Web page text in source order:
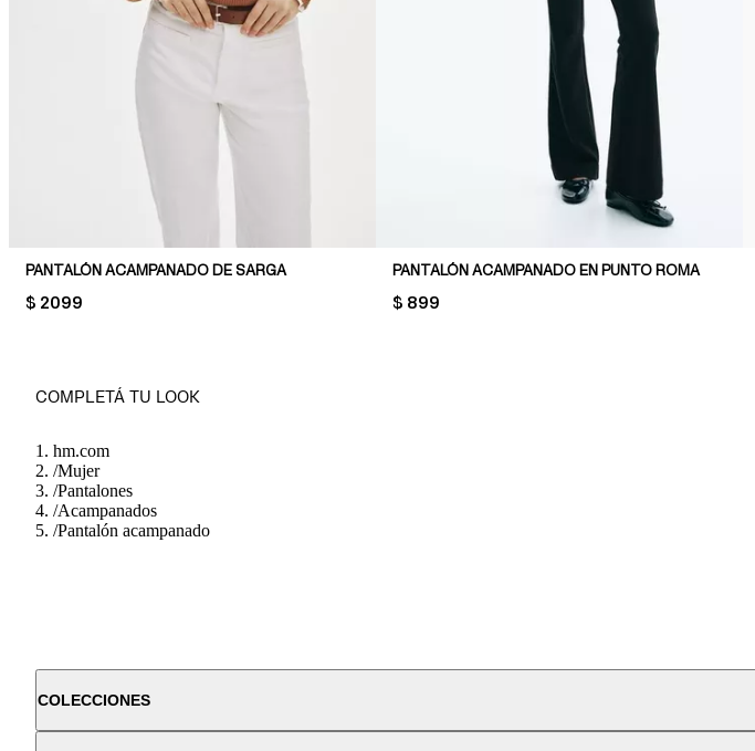
PANTALÓN ACAMPANADO DE SARGA
PRICE:
$ 2099
PANTALÓN ACAMPANADO EN PUNTO ROMA
PRICE:
$ 899
COMPLETÁ TU LOOK
hm.com
/Mujer
/Pantalones
/Acampanados
/Pantalón acampanado
COLECCIONES